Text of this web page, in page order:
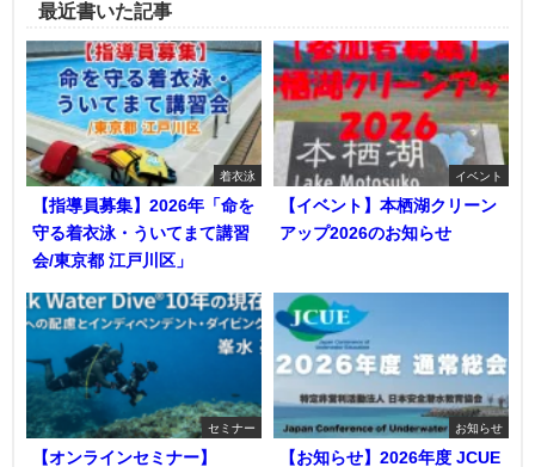
最近書いた記事
着衣泳
【指導員募集】2026年「命を
守る着衣泳・ういてまて講習
会/東京都 江戸川区」
イベント
【イベント】本栖湖クリーン
アップ2026のお知らせ
セミナー
【オンラインセミナー】
お知らせ
【お知らせ】2026年度 JCUE